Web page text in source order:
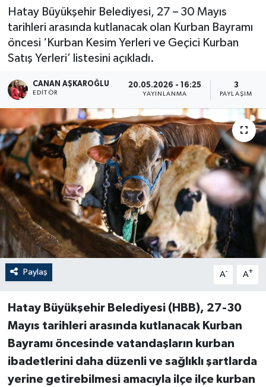
Hatay Büyükşehir Belediyesi, 27 – 30 Mayıs
tarihleri arasında kutlanacak olan Kurban Bayramı
öncesi ‘Kurban Kesim Yerleri ve Geçici Kurban
Satış Yerleri’ listesini açıkladı.
CANAN AŞKAROĞLU
EDITÖR
20.05.2026 - 16:25
YAYINLANMA
3
PAYLAŞIM
Paylaş A- A+
Hatay Büyükşehir Belediyesi (HBB), 27-30
Mayıs tarihleri arasında kutlanacak Kurban
Bayramı öncesinde vatandaşların kurban
ibadetlerini daha düzenli ve sağlıklı şartlarda
yerine getirebilmesi amacıyla ilçe ilçe kurban